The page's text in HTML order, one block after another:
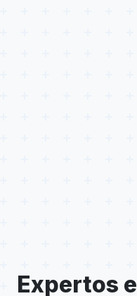
Expertos